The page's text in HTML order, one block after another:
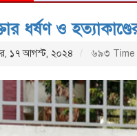
ধর্ষণ ও
১৭ আগস্ট, ২০২৪ ৬৯৩ Time